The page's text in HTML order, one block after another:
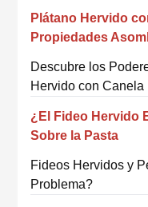
Plátano Hervido
Propiedades
Descubre los
Hervido con Canela
¿El Fideo Hervido
Sobre la Pasta
Fideos Hervidos y
Problema?